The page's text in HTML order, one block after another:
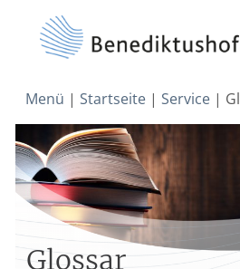
Skip
content
Menü | Startseite | Service |
Glossar